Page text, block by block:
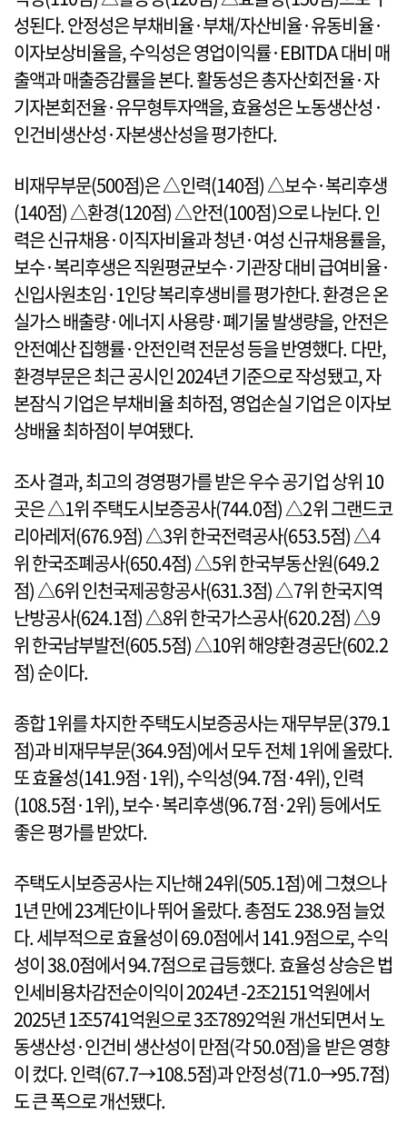
성된다. 안정성은 부채비율·부채/자산비율·유동비율·
이자보상비율을, 수익성은 영업이익률·EBITDA 대비 매
출액과 매출증감률을 본다. 활동성은 총자산회전율·자
기자본회전율·유무형투자액을, 효율성은 노동생산성·
인건비생산성·자본생산성을 평가한다.
비재무부문(500점)은 △인력(140점) △보수·복리후생
(140점) △환경(120점) △안전(100점)으로 나뉜다. 인
력은 신규채용·이직자비율과 청년·여성 신규채용률을,
보수·복리후생은 직원평균보수·기관장 대비 급여비율·
신입사원초임·1인당 복리후생비를 평가한다. 환경은 온
실가스 배출량·에너지 사용량·폐기물 발생량을, 안전은
안전예산 집행률·안전인력 전문성 등을 반영했다. 다만,
환경부문은 최근 공시인 2024년 기준으로 작성됐고, 자
본잠식 기업은 부채비율 최하점, 영업손실 기업은 이자보
상배율 최하점이 부여됐다.
조사 결과, 최고의 경영평가를 받은 우수 공기업 상위 10
곳은 △1위 주택도시보증공사(744.0점) △2위 그랜드코
리아레저(676.9점) △3위 한국전력공사(653.5점) △4
위 한국조폐공사(650.4점) △5위 한국부동산원(649.2
점) △6위 인천국제공항공사(631.3점) △7위 한국지역
난방공사(624.1점) △8위 한국가스공사(620.2점) △9
위 한국남부발전(605.5점) △10위 해양환경공단(602.2
점) 순이다.
종합 1위를 차지한 주택도시보증공사는 재무부문(379.1
점)과 비재무부문(364.9점)에서 모두 전체 1위에 올랐다.
또 효율성(141.9점·1위), 수익성(94.7점·4위), 인력
(108.5점·1위), 보수·복리후생(96.7점·2위) 등에서도
좋은 평가를 받았다.
주택도시보증공사는 지난해 24위(505.1점)에 그쳤으나
1년 만에 23계단이나 뛰어 올랐다. 총점도 238.9점 늘었
다. 세부적으로 효율성이 69.0점에서 141.9점으로, 수익
성이 38.0점에서 94.7점으로 급등했다. 효율성 상승은 법
인세비용차감전순이익이 2024년 -2조2151억원에서
2025년 1조5741억원으로 3조7892억원 개선되면서 노
동생산성·인건비 생산성이 만점(각 50.0점)을 받은 영향
이 컸다. 인력(67.7→108.5점)과 안정성(71.0→95.7점)
도 큰 폭으로 개선됐다.